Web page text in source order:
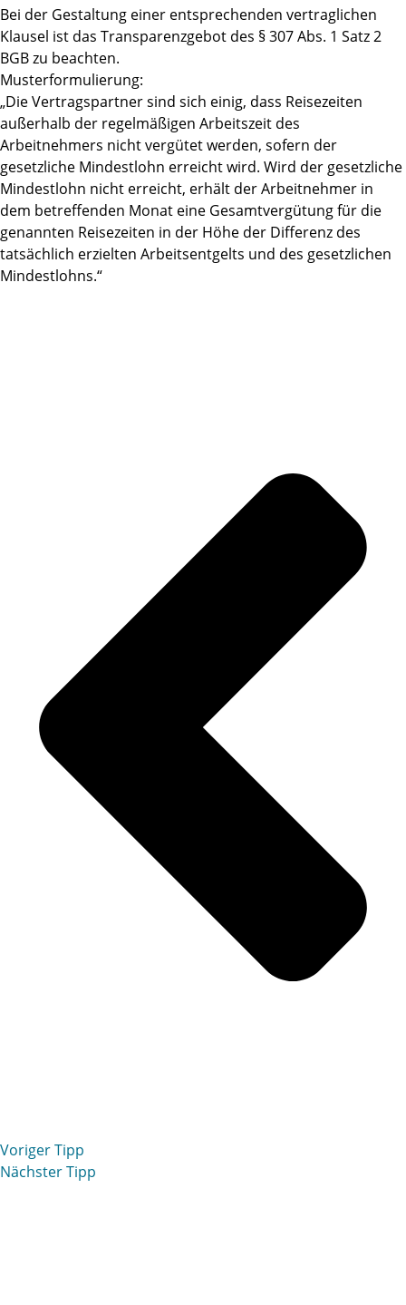
Bei der Gestaltung einer entsprechenden vertraglichen
Klausel ist das Transparenzgebot des § 307 Abs. 1 Satz 2
BGB zu beachten.
Musterformulierung:
„Die Vertragspartner sind sich einig, dass Reisezeiten
außerhalb der regelmäßigen Arbeitszeit des
Arbeitnehmers nicht vergütet werden, sofern der
gesetzliche Mindestlohn erreicht wird. Wird der gesetzliche
Mindestlohn nicht erreicht, erhält der Arbeitnehmer in
dem betreffenden Monat eine Gesamtvergütung für die
genannten Reisezeiten in der Höhe der Differenz des
tatsächlich erzielten Arbeitsentgelts und des gesetzlichen
Mindestlohns.“
Voriger Tipp
Nächster Tipp